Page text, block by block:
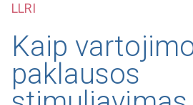
LLRI
Kaip
paklausos